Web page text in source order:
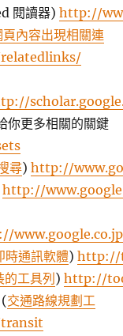
閱讀器) http://
內容出現相關連
你更多相關的關鍵
尋) http://
http://
時通訊軟體) http://
工具列 ) http://
交通路線規劃工